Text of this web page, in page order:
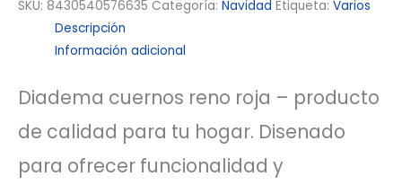
SKU: 8430540576635 Categoría: Navidad Etiqueta: Varios
Descripción
Información adicional
Diadema cuernos reno roja – producto
de calidad para tu hogar. Disenado
para ofrecer funcionalidad y